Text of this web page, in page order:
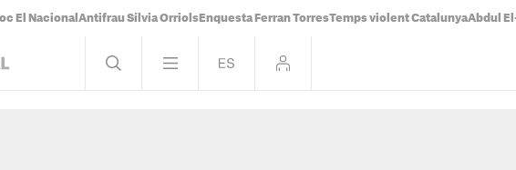
El Nacional Antifrau Sílvia Orriols Enquesta Ferran TorresTemps violent CatalunyaAbdul